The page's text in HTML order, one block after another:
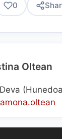
0
Oltean